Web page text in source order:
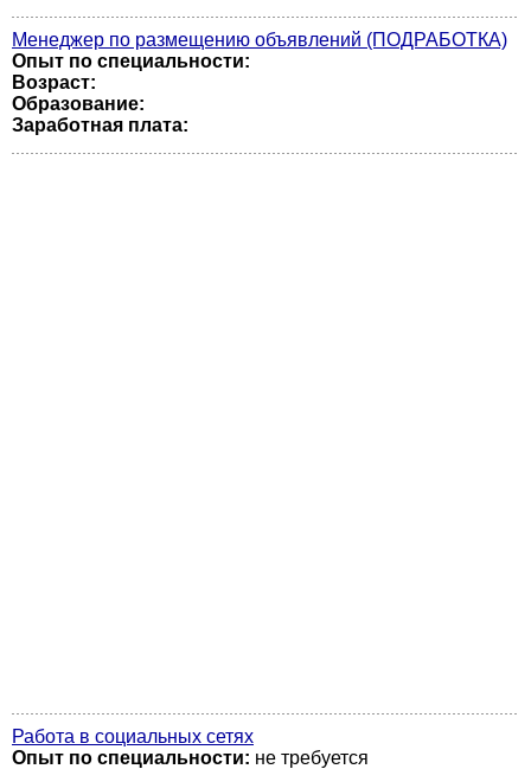
Менеджер по размещению объявлений (ПОДРАБОТКА)
Опыт по специальности:
Возраст:
Образование:
Заработная плата:
Работа в социальных сетях
Опыт по специальности: не требуется